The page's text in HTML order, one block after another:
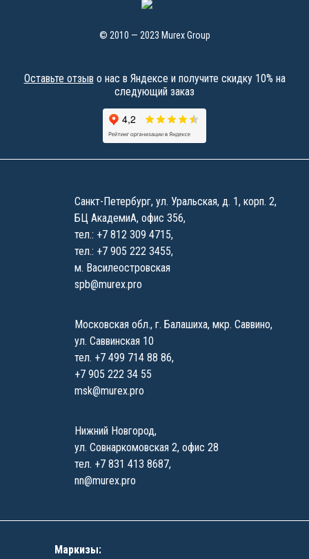
© 2010 — 2023 Murex Group
Оставьте отзыв о нас в Яндексе и получите скидку 10% на
следующий заказ
Санкт-Петербург, ул. Уральская, д. 1, корп. 2,
БЦ АкадемиА, офис 356,
тел.: +7 812 309 4715,
тел.: +7 905 222 3455,
м. Василеостровская
spb@murex.pro
Московская обл., г. Балашиха, мкр. Саввино,
ул. Саввинская 10
тел. +7 499 714 88 86,
+7 905 222 34 55
msk@murex.pro
Нижний Новгород,
ул. Совнаркомовская 2, офис 28
тел. +7 831 413 8687,
nn@murex.pro
Маркизы: